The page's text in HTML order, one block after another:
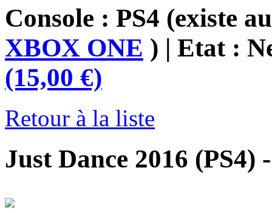
Console : PS4 (existe
XBOX ONE ) | Etat :
(15,00 €)
Retour à la liste
Just Dance 2016 (PS4)